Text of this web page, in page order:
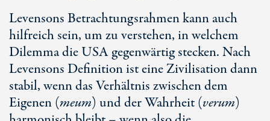
Levensons Betrachtungsrahmen kann auch
hilfreich sein, um zu verstehen, in welchem
Dilemma die USA gegenwärtig stecken. Nach
Levensons Definition ist eine Zivilisation dann
stabil, wenn das Verhältnis zwischen dem
Eigenen (meum) und der Wahrheit (verum)